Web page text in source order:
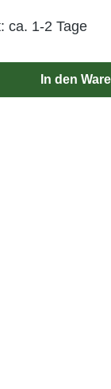
ca. 1-2 Tage
In den